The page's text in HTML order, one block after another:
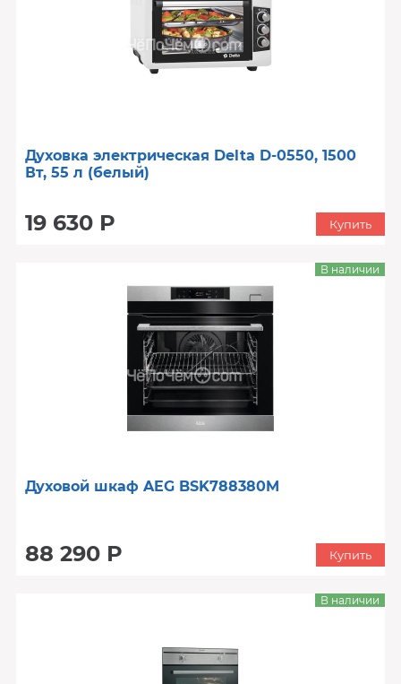
Духовка электрическая Delta D-0550, 1500
Вт, 55 л (белый)
19 630 Р Купить
Духовой шкаф AEG BSK788380M
88 290 Р
В наличии
Купить
В наличии